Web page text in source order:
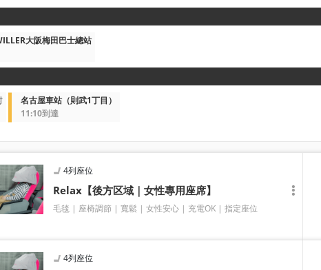
大阪梅田巴士總站
名古屋車站（則武1丁目）
11:10到達
4列座位
Relax【後方区域｜女性專用座席】
毛毯 座椅調節 寬鬆 女性安心 充電OK 指定座位
4列座位